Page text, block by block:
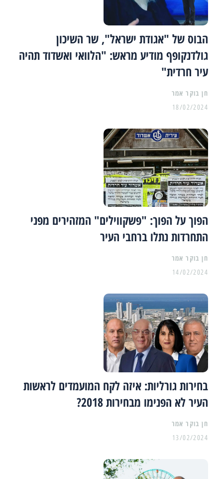
הבוס של "אגודת ישראל", שר השיכון
גולדנקופף מודיע מראש: "הלוואי ואשדוד תהיה
עיר חרדית"
18/02/2024
הפוך על הפוך: "פשקווילים" המזהירים מפני
התחרדות נתלו ברחבי העיר
14/02/2024
בחירות גורליות: איזה לקח המועמדים לראשות
העיר לא הפנימו מבחירות 2018?
13/02/2024